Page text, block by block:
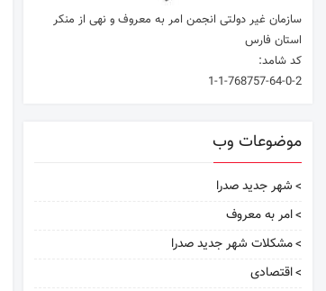
سازمان غیر دولتی انجمن امر به معروف و نهی از منکر
استان فارس
کد شامد:
1-1-768757-64-0-2
موضوعات وب
شهر جدید صدرا
امر به معروف
مشکلات شهر جدید صدرا
اقتصادی